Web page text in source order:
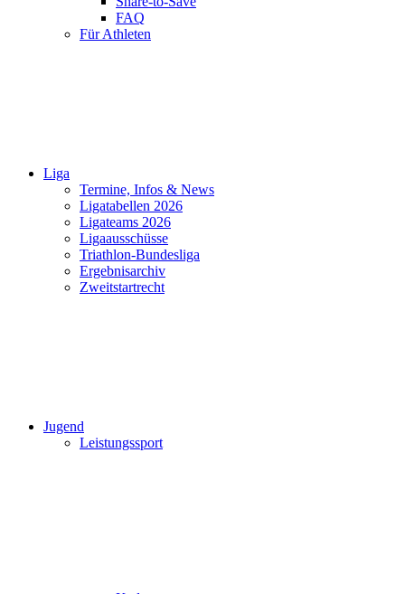
FAQ
Für Athleten
Liga
Termine, Infos & News
Ligatabellen 2026
Ligateams 2026
Ligaausschüsse
Triathlon-Bundesliga
Ergebnisarchiv
Zweitstartrecht
Jugend
Leistungssport